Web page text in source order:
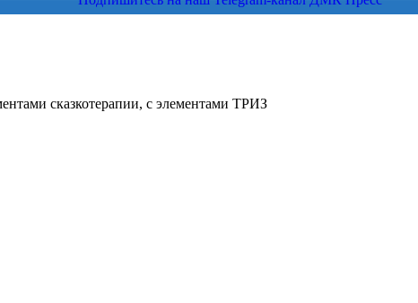
сказкотерапии, с элементами ТРИЗ